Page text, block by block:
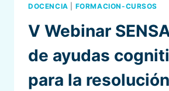
DOCENCIA
FORMACION-CURSOS
V Webinar
de ayudas
para la